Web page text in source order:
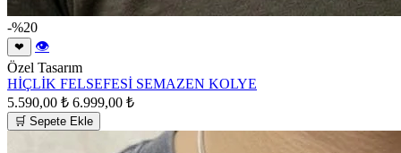
-%20
❤
👁
Özel Tasarım
HİÇLİK FELSEFESİ SEMAZEN KOLYE
5.590,00 ₺ 6.999,00 ₺
🛒 Sepete Ekle